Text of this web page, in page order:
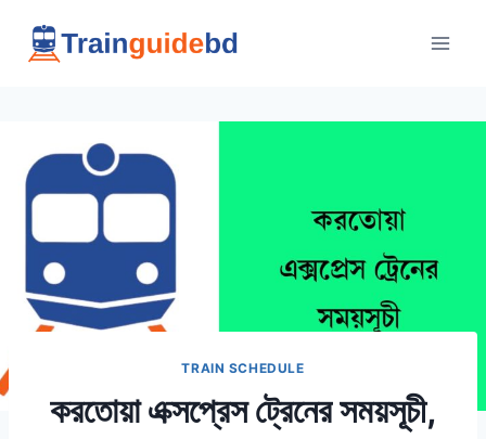
TRAIN SCHEDULE
করতোয়া এক্সপ্রেস ট্রেনের সময়সূচী,